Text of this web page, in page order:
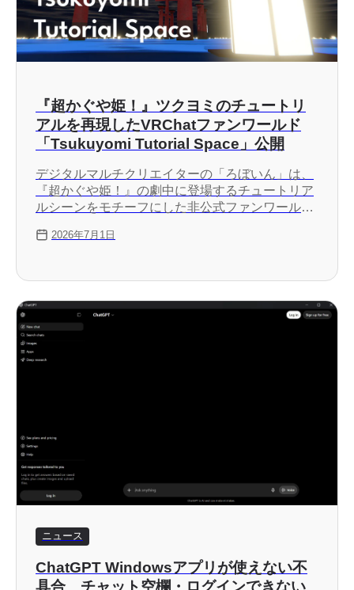
『超かぐや姫！』ツクヨミのチュートリ
アルを再現したVRChatファンワールド
「Tsukuyomi Tutorial Space」公開
デジタルマルチクリエイターの「ろぼいん」は、
『超かぐや姫！』の劇中に登場するチュートリア
ルシーンをモチーフにした非公式ファンワールド
Community Labsで公開しました。Tsukuyomi
しています。昼夜が5分で1周する時間変化、プロ
シージャル生成による雲、動きのある水面、動画
プレイヤーの光がアバターや水面に反映されるラ
イティング表現なども実装しています。
2026年7月1日
ニュース
ChatGPT Windowsアプリが使えない不
具合 チャット空欄・ログインできない